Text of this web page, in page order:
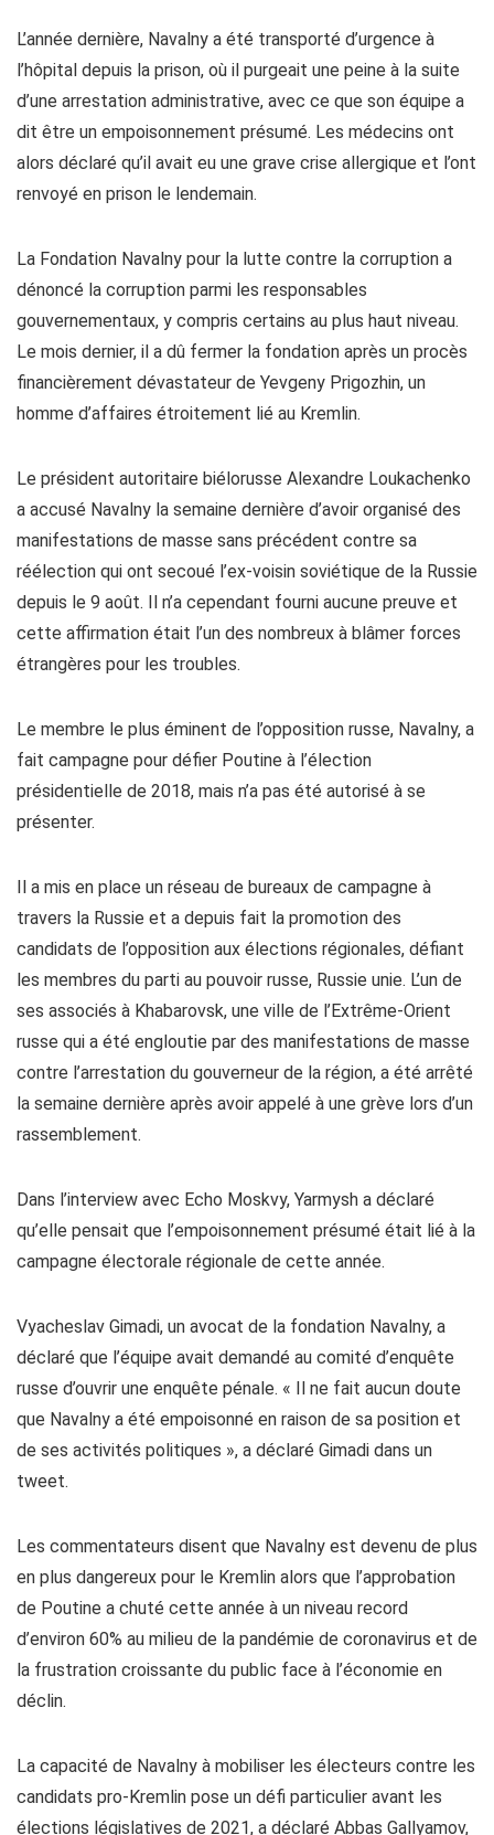
L’année dernière, Navalny a été transporté d’urgence à
l’hôpital depuis la prison, où il purgeait une peine à la suite
d’une arrestation administrative, avec ce que son équipe a
dit être un empoisonnement présumé. Les médecins ont
alors déclaré qu’il avait eu une grave crise allergique et l’ont
renvoyé en prison le lendemain.
La Fondation Navalny pour la lutte contre la corruption a
dénoncé la corruption parmi les responsables
gouvernementaux, y compris certains au plus haut niveau.
Le mois dernier, il a dû fermer la fondation après un procès
financièrement dévastateur de Yevgeny Prigozhin, un
homme d’affaires étroitement lié au Kremlin.
Le président autoritaire biélorusse Alexandre Loukachenko
a accusé Navalny la semaine dernière d’avoir organisé des
manifestations de masse sans précédent contre sa
réélection qui ont secoué l’ex-voisin soviétique de la Russie
depuis le 9 août. Il n’a cependant fourni aucune preuve et
cette affirmation était l’un des nombreux à blâmer forces
étrangères pour les troubles.
Le membre le plus éminent de l’opposition russe, Navalny, a
fait campagne pour défier Poutine à l’élection
présidentielle de 2018, mais n’a pas été autorisé à se
présenter.
Il a mis en place un réseau de bureaux de campagne à
travers la Russie et a depuis fait la promotion des
candidats de l’opposition aux élections régionales, défiant
les membres du parti au pouvoir russe, Russie unie. L’un de
ses associés à Khabarovsk, une ville de l’Extrême-Orient
russe qui a été engloutie par des manifestations de masse
contre l’arrestation du gouverneur de la région, a été arrêté
la semaine dernière après avoir appelé à une grève lors d’un
rassemblement.
Dans l’interview avec Echo Moskvy, Yarmysh a déclaré
qu’elle pensait que l’empoisonnement présumé était lié à la
campagne électorale régionale de cette année.
Vyacheslav Gimadi, un avocat de la fondation Navalny, a
déclaré que l’équipe avait demandé au comité d’enquête
russe d’ouvrir une enquête pénale. « Il ne fait aucun doute
que Navalny a été empoisonné en raison de sa position et
de ses activités politiques », a déclaré Gimadi dans un
tweet.
Les commentateurs disent que Navalny est devenu de plus
en plus dangereux pour le Kremlin alors que l’approbation
de Poutine a chuté cette année à un niveau record
d’environ 60% au milieu de la pandémie de coronavirus et de
la frustration croissante du public face à l’économie en
déclin.
La capacité de Navalny à mobiliser les électeurs contre les
candidats pro-Kremlin pose un défi particulier avant les
élections législatives de 2021, a déclaré Abbas Gallyamov,